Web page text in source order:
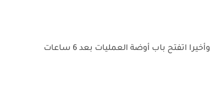
وأخيرا اتفتح باب أوضة العمليات بعد 6 ساعات